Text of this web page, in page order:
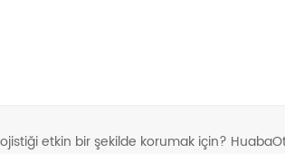
lojistiği etkin bir şekilde korumak için?